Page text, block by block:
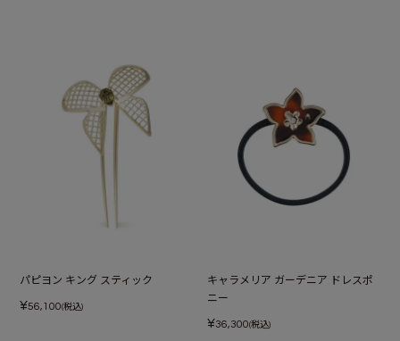
パピヨン キング スティック
¥56,100(税込)
キャラメリア ガーデニア ドレスポ
ニー
¥36,300(税込)